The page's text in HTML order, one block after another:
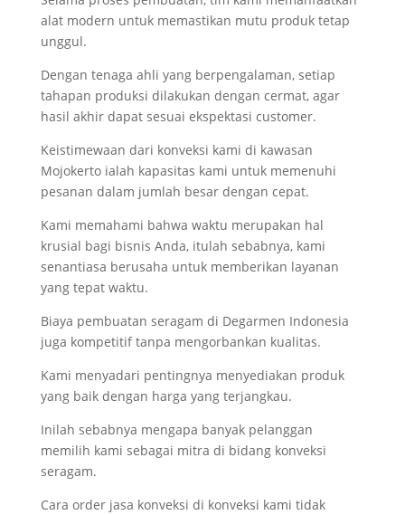
alat modern untuk memastikan mutu produk tetap
unggul.
Dengan tenaga ahli yang berpengalaman, setiap
tahapan produksi dilakukan dengan cermat, agar
hasil akhir dapat sesuai ekspektasi customer.
Keistimewaan dari konveksi kami di kawasan
Mojokerto ialah kapasitas kami untuk memenuhi
pesanan dalam jumlah besar dengan cepat.
Kami memahami bahwa waktu merupakan hal
krusial bagi bisnis Anda, itulah sebabnya, kami
senantiasa berusaha untuk memberikan layanan
yang tepat waktu.
Biaya pembuatan seragam di Degarmen Indonesia
juga kompetitif tanpa mengorbankan kualitas.
Kami menyadari pentingnya menyediakan produk
yang baik dengan harga yang terjangkau.
Inilah sebabnya mengapa banyak pelanggan
memilih kami sebagai mitra di bidang konveksi
seragam.
Cara order jasa konveksi di konveksi kami tidak